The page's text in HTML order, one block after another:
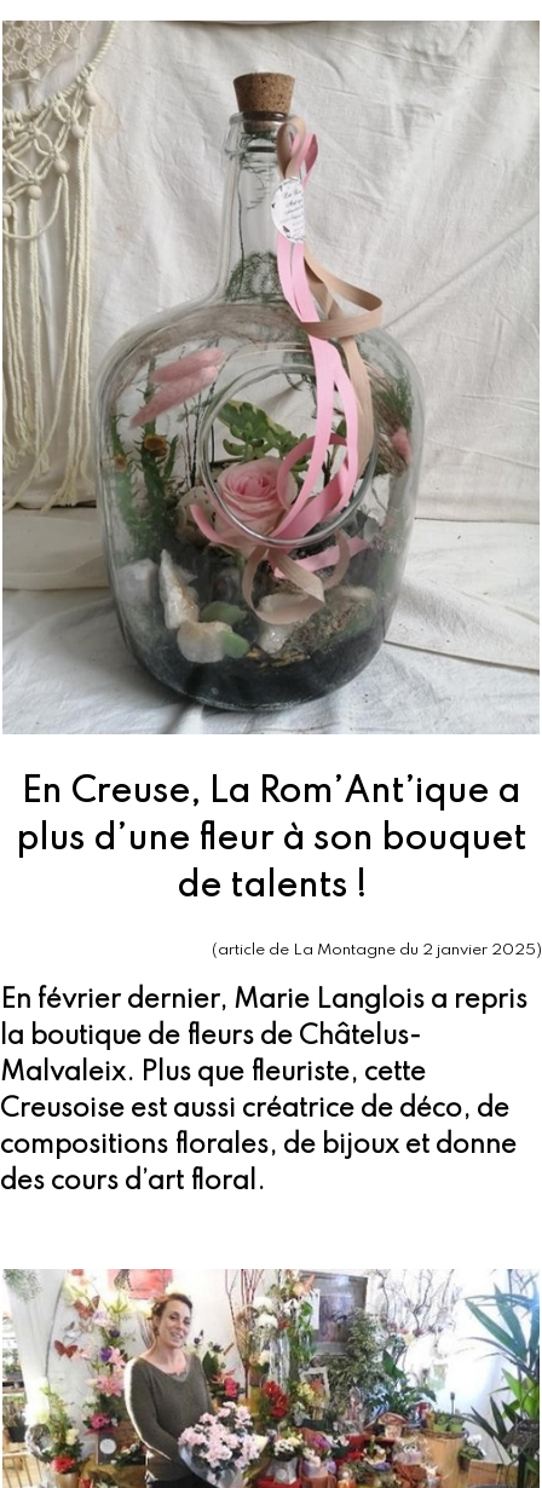
En Creuse, La Rom’Ant’ique a
plus d’une fleur à son bouquet
de talents !
(article de La Montagne du 2 janvier 2025)
En février dernier, Marie Langlois a repris
la boutique de fleurs de Châtelus-
Malvaleix. Plus que fleuriste, cette
Creusoise est aussi créatrice de déco, de
compositions florales, de bijoux et donne
des cours d’art floral.